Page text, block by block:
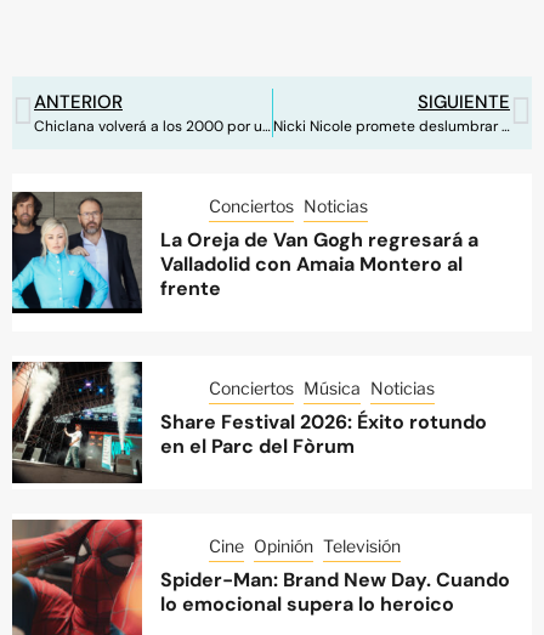
ANTERIOR
Chiclana volverá a los 2000 por una noche de la mano de Emilia
SIGUIENTE
Nicki Nicole promete deslumbrar en Selvatic Málaga Fest
Conciertos Noticias
La Oreja de Van Gogh regresará a
Valladolid con Amaia Montero al
frente
Conciertos Música Noticias
Share Festival 2026: Éxito rotundo
en el Parc del Fòrum
Cine Opinión Televisión
Spider-Man: Brand New Day. Cuando
lo emocional supera lo heroico